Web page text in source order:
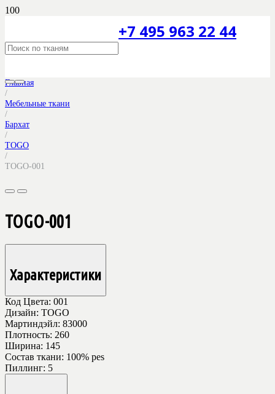
+7 495 963 22 44
Главная
/
Мебельные ткани
/
Бархат
/
TOGO
/
TOGO-001
TOGO-001
Характеристики
Код Цвета: 001
Дизайн: TOGO
Мартиндэйл: 83000
Плотность: 260
Ширина: 145
Состав ткани: 100% pes
Пиллинг: 5